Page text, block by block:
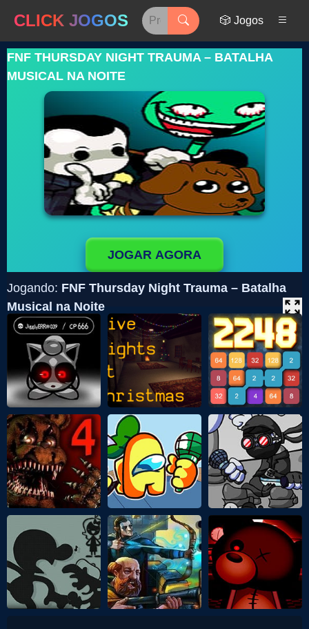
CLICK JOGOS 🎲 Jogos
FNF THURSDAY NIGHT TRAUMA – BATALHA
MUSICAL NA NOITE
JOGAR AGORA
Jogando: FNF Thursday Night Trauma – Batalha
Musical na Noite